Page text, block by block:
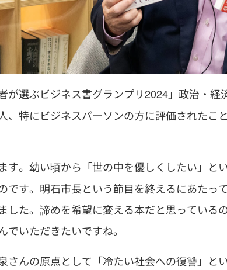
が選ぶビジネス書グランプリ2024」政治・
、特にビジネスパーソンの方に評価されたこ
す。幼い頃から「世の中を優しくしたい」と
です。明石市長という節目を終えるにあたっ
した。諦めを希望に変える本だと思っている
でいただきたいですね。
さんの原点として「冷たい社会への復讐」と